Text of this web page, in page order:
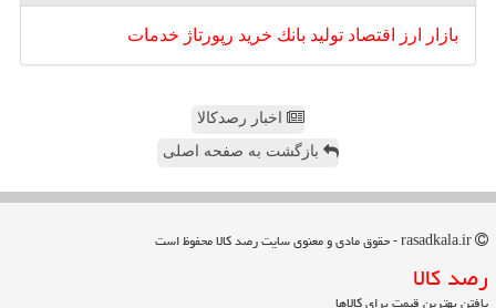
بازار ارز اقتصاد تولید بانك خرید رپورتاژ خدمات
اخبار رصدکالا
بازگشت به صفحه اصلی
رصد كالا
یافتن بهترین قیمت برای کالاها